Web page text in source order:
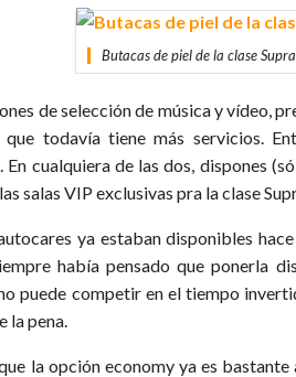
Butacas de piel de la clase
de selección de música y vídeo,
que todavía tiene más servicios.
En cualquiera de las dos, dispones
salas VIP exclusivas pra la clase
ya estaban disponibles
había pensado que ponerla
puede competir en el tiempo
la pena.
la opción economy ya es